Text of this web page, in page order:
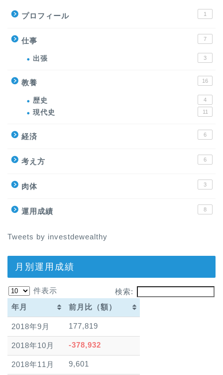
プロフィール 1
仕事 7
出張 3
教養 16
歴史 4
現代史 11
経済 6
考え方 6
肉体 3
運用成績 8
Tweets by investdewealthy
月別運用成績
件表示
検索:
年月
前月比（額）
年月
前月比（額）
2018年9月 177,819
2018年10月 -378,932
2018年11月 9,601